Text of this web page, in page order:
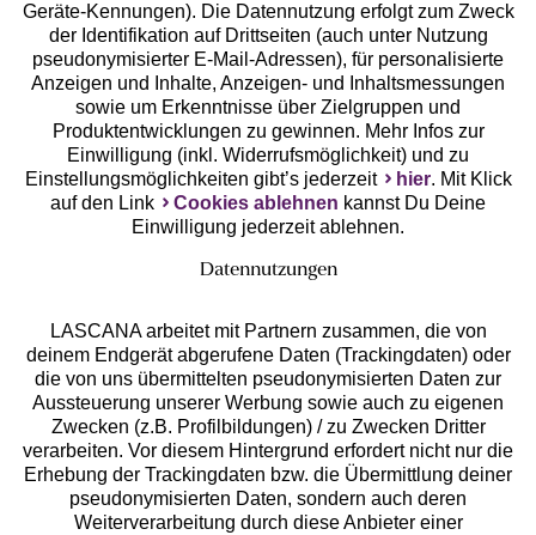
Unsere Apps
Services
Beratung
Über uns
Geräte-Kennungen). Die Datennutzung erfolgt zum Zweck
der Identifikation auf Drittseiten (auch unter Nutzung
pseudonymisierter E-Mail-Adressen), für personalisierte
Anzeigen und Inhalte, Anzeigen- und Inhaltsmessungen
sowie um Erkenntnisse über Zielgruppen und
Produktentwicklungen zu gewinnen. Mehr Infos zur
Einwilligung (inkl. Widerrufsmöglichkeit) und zu
Einstellungsmöglichkeiten gibt’s jederzeit
hier. Mit Klick
auf den Link
Cookies ablehnen kannst Du Deine
Einwilligung jederzeit ablehnen.
Datennutzungen
LASCANA arbeitet mit Partnern zusammen, die von
deinem Endgerät abgerufene Daten (Trackingdaten) oder
die von uns übermittelten pseudonymisierten Daten zur
Aussteuerung unserer Werbung sowie auch zu eigenen
Zwecken (z.B. Profilbildungen) / zu Zwecken Dritter
verarbeiten. Vor diesem Hintergrund erfordert nicht nur die
Erhebung der Trackingdaten bzw. die Übermittlung deiner
pseudonymisierten Daten, sondern auch deren
Weiterverarbeitung durch diese Anbieter einer